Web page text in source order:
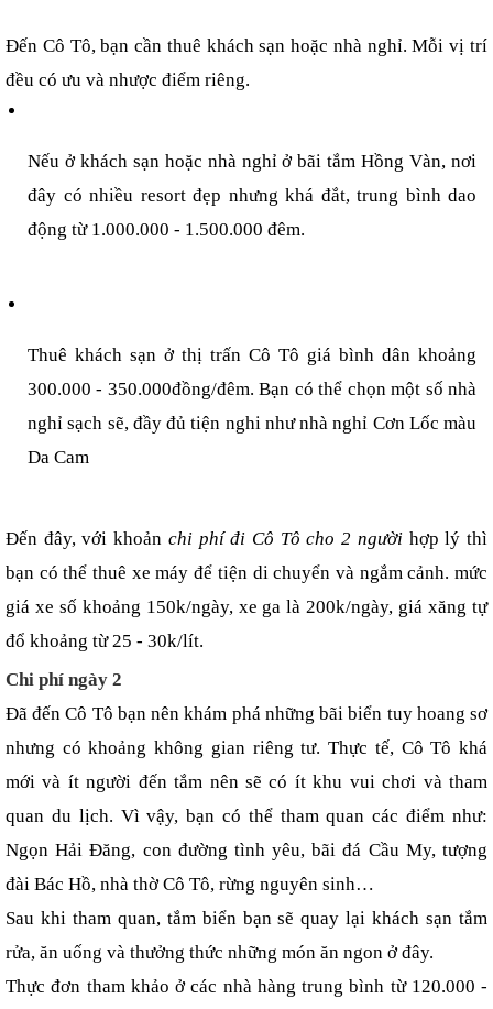
Đến Cô Tô, bạn cần thuê khách sạn hoặc nhà nghỉ. Mỗi vị trí
đều có ưu và nhược điểm riêng.
Nếu ở khách sạn hoặc nhà nghỉ ở bãi tắm Hồng Vàn, nơi
đây có nhiều resort đẹp nhưng khá đắt, trung bình dao
động từ 1.000.000 - 1.500.000 đêm.
Thuê khách sạn ở thị trấn Cô Tô giá bình dân khoảng
300.000 - 350.000đồng/đêm. Bạn có thể chọn một số nhà
nghỉ sạch sẽ, đầy đủ tiện nghi như nhà nghỉ Cơn Lốc màu
Da Cam
Đến đây, với khoản chi phí đi Cô Tô cho 2 người hợp lý thì
bạn có thể thuê xe máy để tiện di chuyển và ngắm cảnh. mức
giá xe số khoảng 150k/ngày, xe ga là 200k/ngày, giá xăng tự
đổ khoảng từ 25 - 30k/lít.
Chi phí ngày 2
Đã đến Cô Tô bạn nên khám phá những bãi biển tuy hoang sơ
nhưng có khoảng không gian riêng tư. Thực tế, Cô Tô khá
mới và ít người đến tắm nên sẽ có ít khu vui chơi và tham
quan du lịch. Vì vậy, bạn có thể tham quan các điểm như:
Ngọn Hải Đăng, con đường tình yêu, bãi đá Cầu My, tượng
đài Bác Hồ, nhà thờ Cô Tô, rừng nguyên sinh…
Sau khi tham quan, tắm biển bạn sẽ quay lại khách sạn tắm
rửa, ăn uống và thưởng thức những món ăn ngon ở đây.
Thực đơn tham khảo ở các nhà hàng trung bình từ 120.000 -